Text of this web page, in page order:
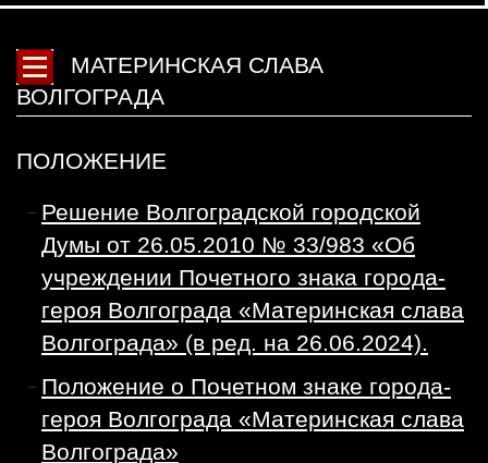
МАТЕРИНСКАЯ СЛАВА
ВОЛГОГРАДА
ПОЛОЖЕНИЕ
Решение Волгоградской городской
Думы от 26.05.2010 № 33/983 «Об
учреждении Почетного знака города-
героя Волгограда «Материнская слава
Волгограда» (в ред. на 26.06.2024).
Положение о Почетном знаке города-
героя Волгограда «Материнская слава
Волгограда»